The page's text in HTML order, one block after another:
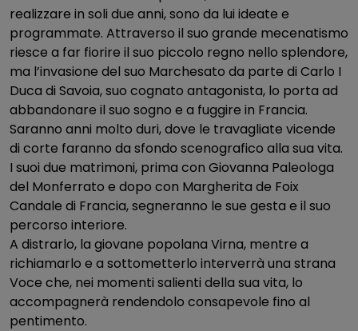
realizzare in soli due anni, sono da lui ideate e
programmate. Attraverso il suo grande mecenatismo
riesce a far fiorire il suo piccolo regno nello splendore,
ma l’invasione del suo Marchesato da parte di Carlo I
Duca di Savoia, suo cognato antagonista, lo porta ad
abbandonare il suo sogno e a fuggire in Francia.
Saranno anni molto duri, dove le travagliate vicende
di corte faranno da sfondo scenografico alla sua vita.
I suoi due matrimoni, prima con Giovanna Paleologa
del Monferrato e dopo con Margherita de Foix
Candale di Francia, segneranno le sue gesta e il suo
percorso interiore.
A distrarlo, la giovane popolana Virna, mentre a
richiamarlo e a sottometterlo interverrà una strana
Voce che, nei momenti salienti della sua vita, lo
accompagnerà rendendolo consapevole fino al
pentimento.